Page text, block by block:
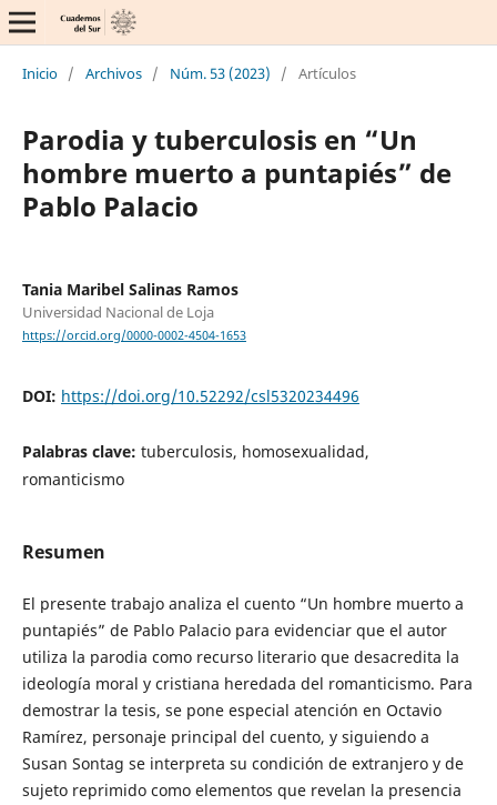
Inicio / Archivos / Núm. 53 (2023) / Artículos
Parodia y tuberculosis en “Un
hombre muerto a puntapiés” de
Pablo Palacio
Tania Maribel Salinas Ramos
Universidad Nacional de Loja
https://orcid.org/0000-0002-4504-1653
DOI: https://doi.org/10.52292/csl5320234496
Palabras clave: tuberculosis, homosexualidad,
romanticismo
Resumen
El presente trabajo analiza el cuento “Un hombre muerto a
puntapiés” de Pablo Palacio para evidenciar que el autor
utiliza la parodia como recurso literario que desacredita la
ideología moral y cristiana heredada del romanticismo. Para
demostrar la tesis, se pone especial atención en Octavio
Ramírez, personaje principal del cuento, y siguiendo a
Susan Sontag se interpreta su condición de extranjero y de
sujeto reprimido como elementos que revelan la presencia